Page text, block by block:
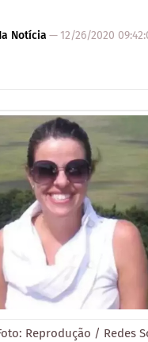
Notícia — 12/26/2020
Reprodução / Redes